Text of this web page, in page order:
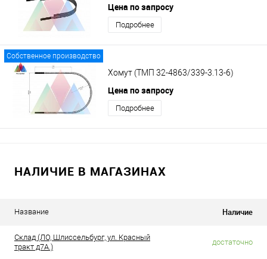
Цена по запросу
Подробнее
Собственное производство
Хомут (ТМП 32-4863/339-3.13-6)
Цена по запросу
Подробнее
НАЛИЧИЕ В МАГАЗИНАХ
Название Наличие
Склад (ЛО, Шлиссельбург, ул. Красный
тракт д7А.)
достаточно